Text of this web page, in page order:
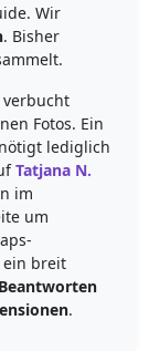
Wir
. Bisher
verbucht
Fotos. Ein
lediglich
Tatjana N.
im
um
ein breit
.